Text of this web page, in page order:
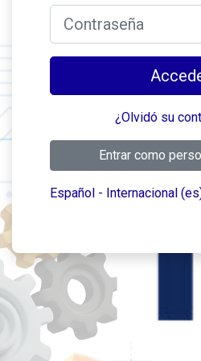
¿Olvidó su
Entrar como
Español - Internacional